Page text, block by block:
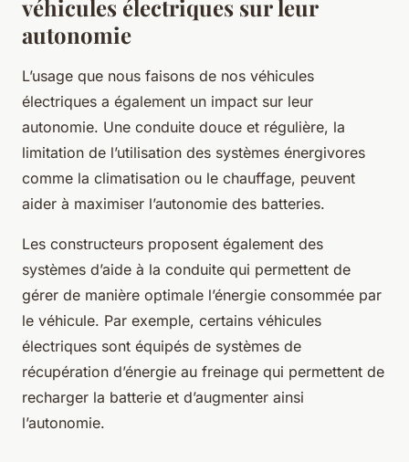
véhicules électriques sur leur
autonomie
L’usage que nous faisons de nos véhicules
électriques a également un impact sur leur
autonomie. Une conduite douce et régulière, la
limitation de l’utilisation des systèmes énergivores
comme la climatisation ou le chauffage, peuvent
aider à maximiser l’autonomie des batteries.
Les constructeurs proposent également des
systèmes d’aide à la conduite qui permettent de
gérer de manière optimale l’énergie consommée par
le véhicule. Par exemple, certains véhicules
électriques sont équipés de systèmes de
récupération d’énergie au freinage qui permettent de
recharger la batterie et d’augmenter ainsi
l’autonomie.